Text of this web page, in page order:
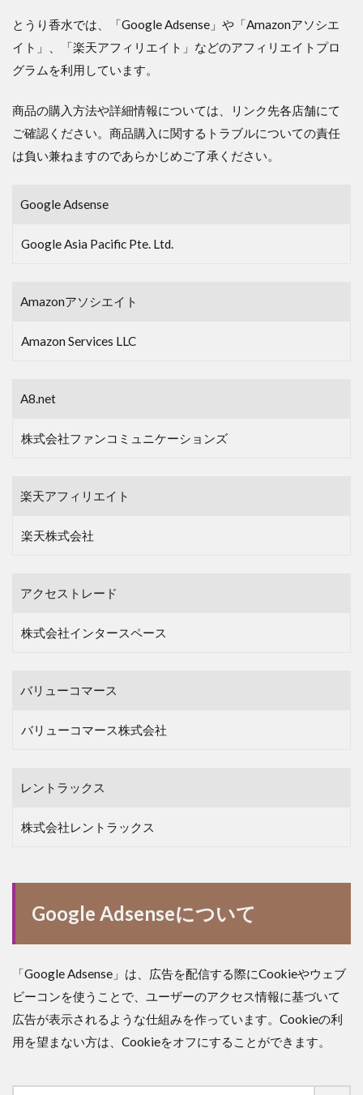
とうり香水では、「Google Adsense」や「Amazonアソシエ
イト」、「楽天アフィリエイト」などのアフィリエイトプロ
グラムを利用しています。
商品の購入方法や詳細情報については、リンク先各店舗にて
ご確認ください。商品購入に関するトラブルについての責任
は負い兼ねますのであらかじめご了承ください。
Google Adsense
Google Asia Pacific Pte. Ltd.
Amazonアソシエイト
Amazon Services LLC
A8.net
株式会社ファンコミュニケーションズ
楽天アフィリエイト
楽天株式会社
アクセストレード
株式会社インタースペース
バリューコマース
バリューコマース株式会社
レントラックス
株式会社レントラックス
Google Adsenseについて
「Google Adsense」は、広告を配信する際にCookieやウェブ
ビーコンを使うことで、ユーザーのアクセス情報に基づいて
広告が表示されるような仕組みを作っています。Cookieの利
用を望まない方は、Cookieをオフにすることができます。